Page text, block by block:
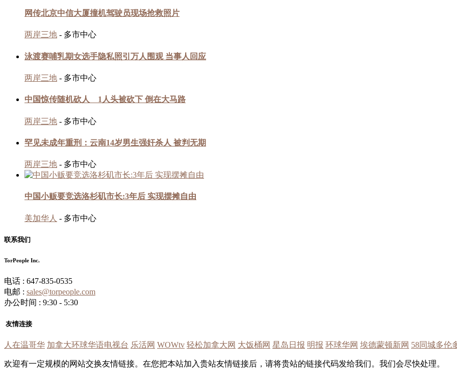
网传北京中信大厦撞机驾驶员现场抢救照片
两岸三地 - 多市中心
泳渡赛哺乳期女选手隐私照引万人围观 当事人回应
两岸三地 - 多市中心
中国惊传随机砍人 1人头被砍下 倒在大马路
两岸三地 - 多市中心
罕见未成年重刑：云南14岁男生强奸杀人 被判无期
两岸三地 - 多市中心
中国小贩要竞选洛杉矶市长:3年后 实现摆摊自由
美加华人 - 多市中心
联系我们
TorPeople Inc.
电话 : 647-835-0535
电邮 : sales@torpeople.com
办公时间 : 9:30 - 5:30
友情连接
人在温哥华 加拿大环球华语电视台 乐活网 WOWtv 轻松加拿大网 大饭桶网 星岛日报 明报 环球华网 埃德蒙顿新网 58同城多伦
欢迎有一定规模的网站交换友情链接。在您把本站加入贵站友情链接后，请将贵站的链接代码发给我们。我们会尽快处理。